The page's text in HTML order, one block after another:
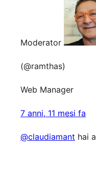
Moderator
(@ramthas)
Web Manager
7 anni, 11 mesi fa
@claudiamant hai